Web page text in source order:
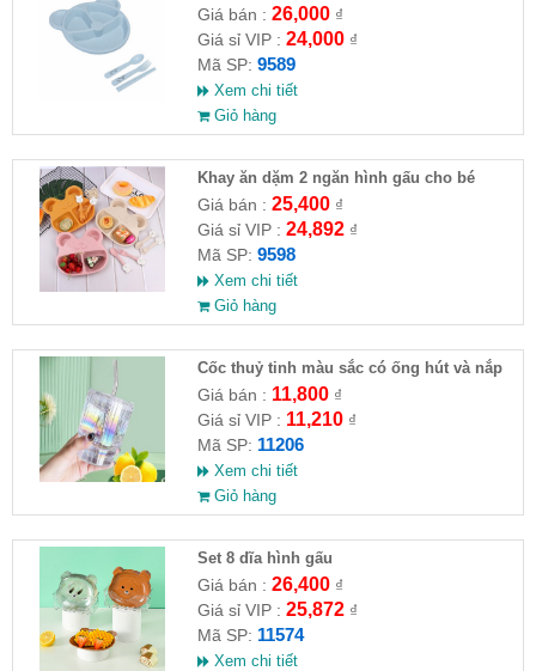
nĩa)
Giá bán : 26,000₫
Giá sỉ VIP : 24,000₫
Mã SP: 9589
Xem chi tiết
Giỏ hàng
Khay ăn dặm 2 ngăn hình gấu cho bé
(muỗng , nĩa)
Giá bán : 25,400₫
Giá sỉ VIP : 24,892₫
Mã SP: 9598
Xem chi tiết
Giỏ hàng
Cốc thuỷ tinh màu sắc có ống hút và nắp
đậy
Giá bán : 11,800₫
Giá sỉ VIP : 11,210₫
Mã SP: 11206
Xem chi tiết
Giỏ hàng
Set 8 dĩa hình gấu
Giá bán : 26,400₫
Giá sỉ VIP : 25,872₫
Mã SP: 11574
Xem chi tiết